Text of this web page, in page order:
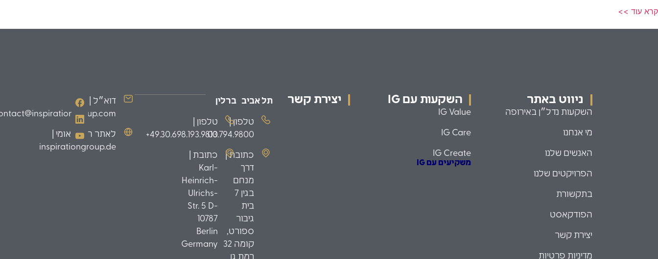
קרא עוד >>
ניווט באתר
השקעות נדל״ן באירופה
מי אנחנו
האנשים שלנו
הפרויקטים שלנו
בתקשורת
הפודקאסט
יצירת קשר
מדיניות פרטיות
השקעות עם IG
IG Value
IG Care
IG Create
משקיעים עם IG
יצירת קשר תל אביב
טלפון |
03.794.9800
כתובת |
דרך
מנחם
בגין 7
בית
גיבור
ספורט,
קומה 32
רמת גן
ברלין
טלפון |
49.30.698.193.9810+
כתובת |
Karl-
Heinrich-
Ulrichs-
Str. 5 D-
10787
Berlin
Germany
דוא״ל |
לאתר הבינלאומי |
inspirationgroup.de